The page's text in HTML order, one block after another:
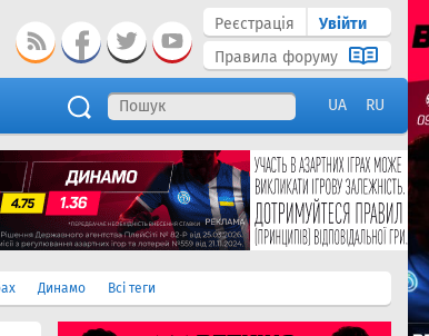
Реєстрація
Увійти
Правила форуму
UA RU
Динамо Всі теги